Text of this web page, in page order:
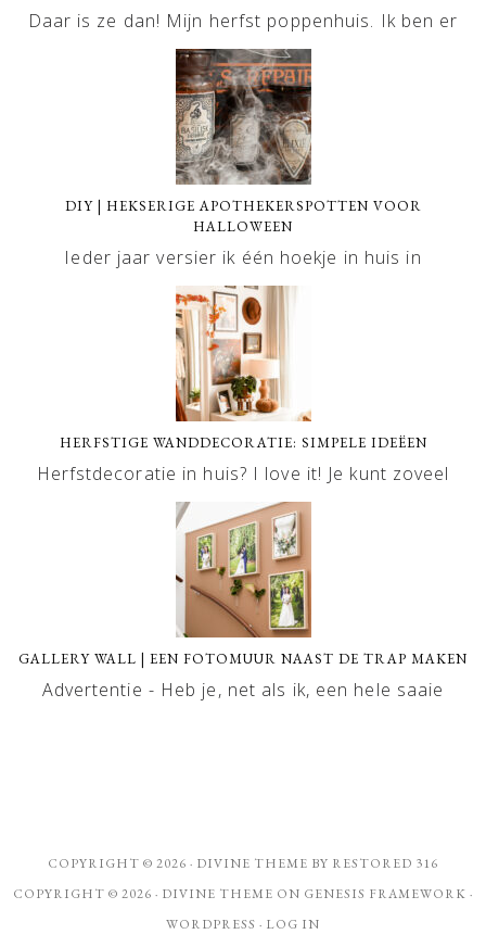
Daar is ze dan! Mijn herfst poppenhuis. Ik ben er
DIY | HEKSERIGE APOTHEKERSPOTTEN VOOR
HALLOWEEN
Ieder jaar versier ik één hoekje in huis in
HERFSTIGE WANDDECORATIE: SIMPELE IDEËEN
Herfstdecoratie in huis? I love it! Je kunt zoveel
GALLERY WALL | EEN FOTOMUUR NAAST DE TRAP MAKEN
Advertentie - Heb je, net als ik, een hele saaie
COPYRIGHT © 2026 · DIVINE THEME BY RESTORED 316
COPYRIGHT © 2026 · DIVINE THEME ON GENESIS FRAMEWORK ·
WORDPRESS · LOG IN